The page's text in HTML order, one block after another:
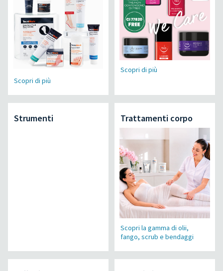
Scopri di più
Scopri di più
Strumenti Trattamenti corpo
Scopri la gamma di olii,
fango, scrub e bendaggi